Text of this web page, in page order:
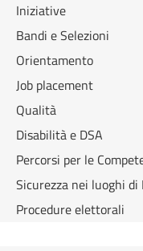
Iniziative
Bandi e Selezioni
Orientamento
Job placement
Qualità
Disabilità e DSA
Percorsi per le
Sicurezza nei luoghi di
Procedure elettorali